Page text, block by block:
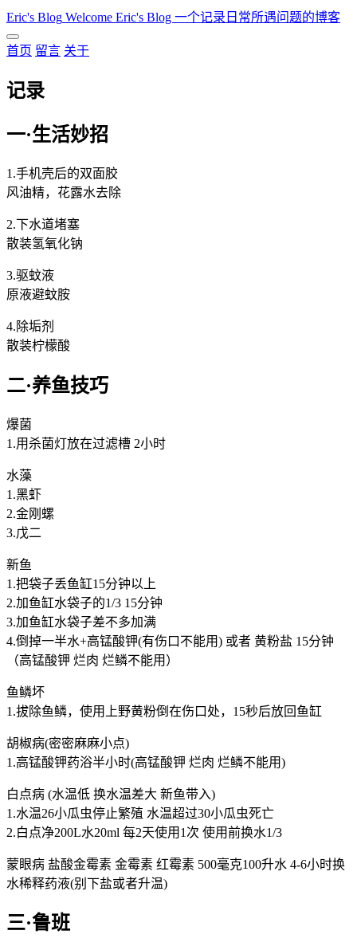
Eric's Blog Welcome Eric's Blog 一个记录日常所遇问题的博客
首页 留言 关于
记录
一·生活妙招
1.手机壳后的双面胶
风油精，花露水去除
2.下水道堵塞
散装氢氧化钠
3.驱蚊液
原液避蚊胺
4.除垢剂
散装柠檬酸
二·养鱼技巧
爆菌
1.用杀菌灯放在过滤槽 2小时
水藻
1.黑虾
2.金刚螺
3.戊二
新鱼
1.把袋子丢鱼缸15分钟以上
2.加鱼缸水袋子的1/3 15分钟
3.加鱼缸水袋子差不多加满
4.倒掉一半水+高锰酸钾(有伤口不能用) 或者 黄粉盐 15分钟
（高锰酸钾 烂肉 烂鳞不能用）
鱼鳞坏
1.拔除鱼鳞，使用上野黄粉倒在伤口处，15秒后放回鱼缸
胡椒病(密密麻麻小点)
1.高锰酸钾药浴半小时(高锰酸钾 烂肉 烂鳞不能用)
白点病 (水温低 换水温差大 新鱼带入)
1.水温26小瓜虫停止繁殖 水温超过30小瓜虫死亡
2.白点净200L水20ml 每2天使用1次 使用前换水1/3
蒙眼病 盐酸金霉素 金霉素 红霉素 500毫克100升水 4-6小时换
水稀释药液(别下盐或者升温)
三·鲁班